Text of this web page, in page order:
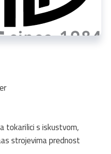
tokarilici s iskustvom,
strojevima prednost